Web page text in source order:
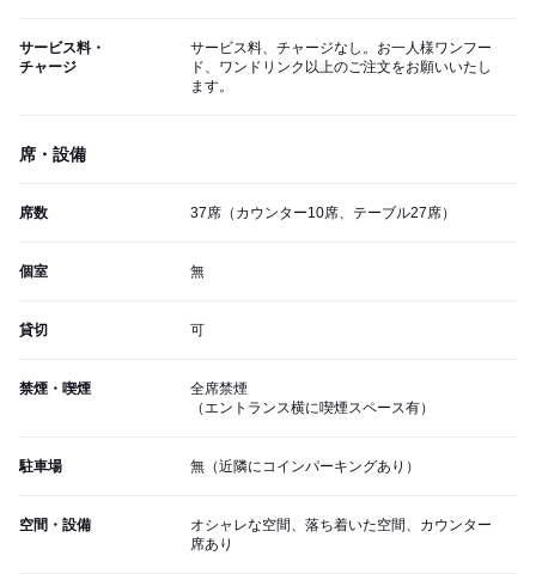
サービス料・
チャージ
サービス料、チャージなし。お一人様ワンフー
ド、ワンドリンク以上のご注文をお願いいたし
ます。
席・設備
席数 37席（カウンター10席、テーブル27席）
個室 無
貸切 可
禁煙・喫煙
全席禁煙
（エントランス横に喫煙スペース有）
駐車場 無（近隣にコインパーキングあり）
空間・設備
オシャレな空間、落ち着いた空間、カウンター
席あり